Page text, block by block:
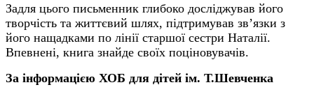
Задля цього письменник глибоко досліджував його
творчість та життєвий шлях, підтримував зв’язки з
його нащадками по лінії старшої сестри Наталії.
Впевнені, книга знайде своїх поціновувачів.
За інформацією ХОБ для дітей ім. Т.Шевченка